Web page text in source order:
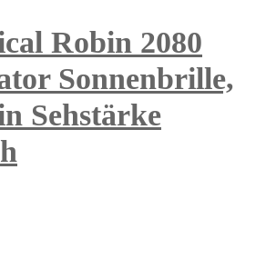
Robin 2080
Sonnenbrille,
Sehstärke